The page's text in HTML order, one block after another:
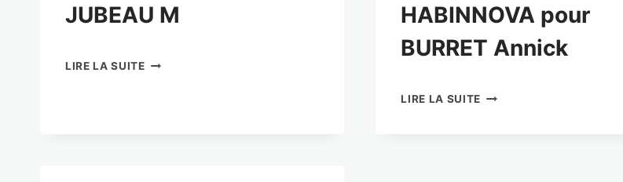
JUBEAU M
LIRE LA SUITEDP00119226H0035
HABINNOVA pour
BURRET Annick
LIRE LA SUITE DP00119226H0034